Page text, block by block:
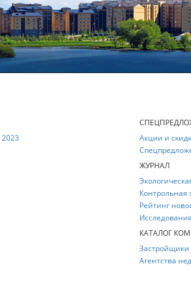
2023
Акции и
ЖУРНАЛ
Контрольная
Рейтинг
КАТАЛОГ
Застройщики
Агентства